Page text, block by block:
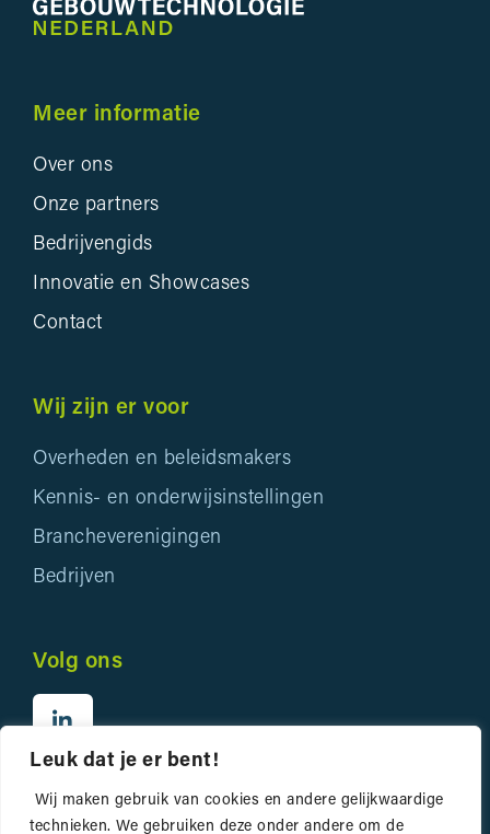
Leuk dat je er bent!
Wij maken gebruik van cookies en andere gelijkwaardige
technieken. We gebruiken deze onder andere om de
Meer informatie
Over ons
Onze partners
Bedrijvengids
Innovatie en Showcases
Contact
Wij zijn er voor
Overheden en beleidsmakers
Kennis- en onderwijsinstellingen
Brancheverenigingen
Bedrijven
Volg ons